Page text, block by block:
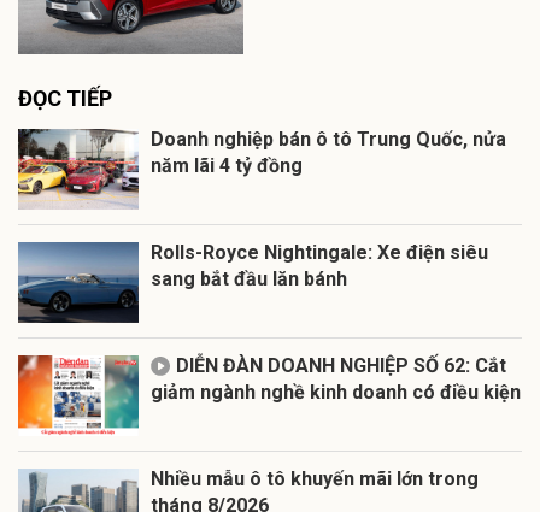
ĐỌC TIẾP
Doanh nghiệp bán ô tô Trung Quốc, nửa
năm lãi 4 tỷ đồng
Rolls-Royce Nightingale: Xe điện siêu
sang bắt đầu lăn bánh
DIỄN ĐÀN DOANH NGHIỆP SỐ 62: Cắt
giảm ngành nghề kinh doanh có điều kiện
Nhiều mẫu ô tô khuyến mãi lớn trong
tháng 8/2026